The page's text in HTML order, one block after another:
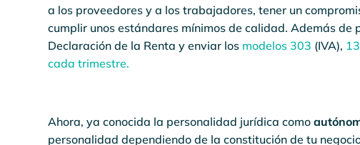
a los proveedores y a los trabajadores, tener un
cumplir unos estándares mínimos de calidad. Además de
Declaración de la Renta y enviar los modelos 303 (IVA),
cada trimestre.
Ahora, ya conocida la personalidad jurídica como
personalidad dependiendo de la constitución de tu